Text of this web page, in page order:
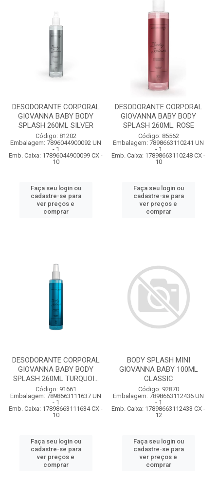
DESODORANTE CORPORAL
GIOVANNA BABY BODY
SPLASH 260ML SILVER
Código: 81202
Embalagem: 7896044900092 UN
- 1
Emb. Caixa: 17896044900099 CX -
10
Faça seu login ou
cadastre-se para
ver preços e
comprar
DESODORANTE CORPORAL
GIOVANNA BABY BODY
SPLASH 260ML. ROSE
Código: 85562
Embalagem: 7898663110241 UN
- 1
Emb. Caixa: 17898663110248 CX -
10
Faça seu login ou
cadastre-se para
ver preços e
comprar
DESODORANTE CORPORAL
GIOVANNA BABY BODY
SPLASH 260ML TURQUOI...
Código: 91661
Embalagem: 7898663111637 UN
- 1
Emb. Caixa: 17898663111634 CX -
10
Faça seu login ou
cadastre-se para
ver preços e
comprar
BODY SPLASH MINI
GIOVANNA BABY 100ML
CLASSIC
Código: 92870
Embalagem: 7898663112436 UN
- 1
Emb. Caixa: 17898663112433 CX -
12
Faça seu login ou
cadastre-se para
ver preços e
comprar